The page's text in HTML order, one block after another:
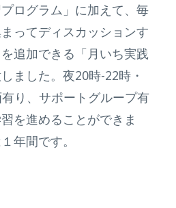
ログラム」に加えて、毎
ってディスカッションす
追加できる「月いち実践
ました。夜20時-22時・
り、サポートグループ有
を進めることができま
年間です。